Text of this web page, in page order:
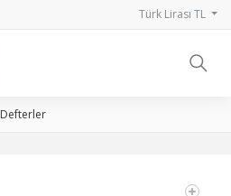
Türk Lirası TL
Defterler